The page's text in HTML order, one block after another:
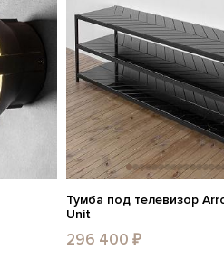
Тумба под телевизор
Unit
296 400 ₽